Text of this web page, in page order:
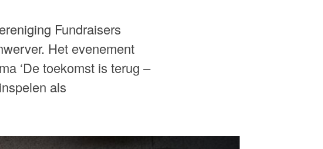
Fundraisers
Het evenement
‘De toekomst is terug –
als